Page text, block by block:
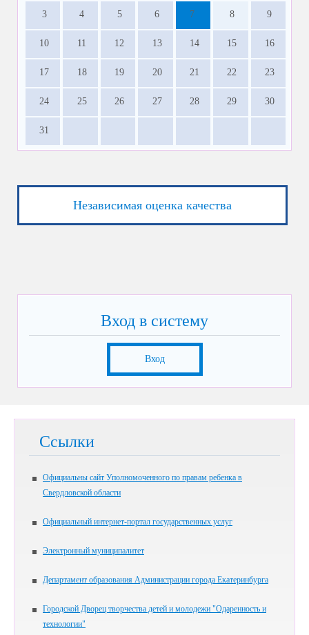
3 4 5 6 7 8 9
10 11 12 13 14 15 16
17 18 19 20 21 22 23
24 25 26 27 28 29 30
31
Независимая оценка качества
Вход в систему
Вход
Ссылки
Официальны сайт Уполномоченного по правам ребенка в
Свердловской области
Официальный интернет-портал государственных услуг
Электронный муниципалитет
Департамент образования Администрации города Екатеринбурга
Городской Дворец творчества детей и молодежи "Одаренность и
технологии"